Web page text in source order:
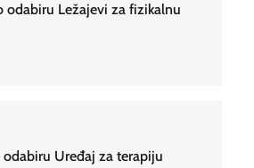
odabiru Ležajevi za fizikalnu
odabiru Uređaj za terapiju